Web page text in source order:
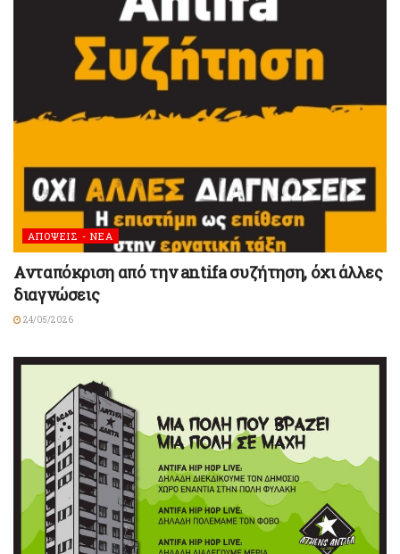
ΑΠΟΨΕΙΣ - ΝΕΑ
Ανταπόκριση από την antifa συζήτηση, όχι άλλες
διαγνώσεις
24/05/2026